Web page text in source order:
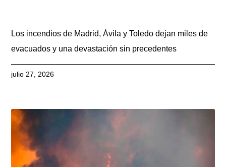
Los incendios de Madrid, Ávila y Toledo dejan miles de
evacuados y una devastación sin precedentes
julio 27, 2026